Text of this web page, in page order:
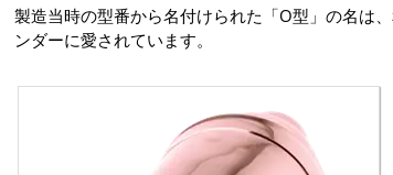
製造当時の型番から名付けられた「O型」の名は
ンダーに愛されています。